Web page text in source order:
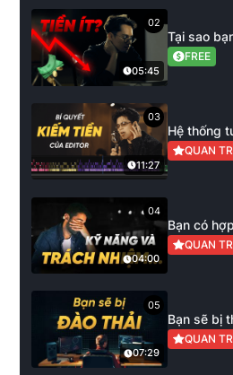
02
05:45
Tại sao
FREE
03
11:27
Hệ thống
QUAN
04
04:00
Bạn có
QUAN
05
07:29
Bạn sẽ bị
QUAN